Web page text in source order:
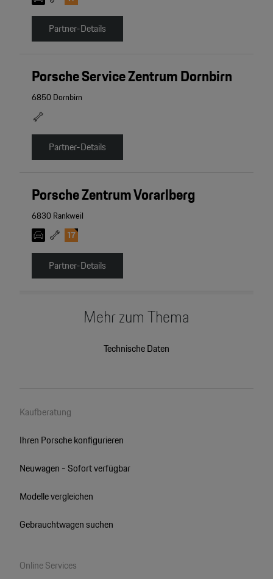
Partner-Details
Porsche Service Zentrum Dornbirn
6850 Dornbirn
Partner-Details
Porsche Zentrum Vorarlberg
6830 Rankweil
Partner-Details
Mehr zum Thema
Technische Daten
Kaufberatung
Ihren Porsche konfigurieren
Neuwagen - Sofort verfügbar
Modelle vergleichen
Gebrauchtwagen suchen
Online Services